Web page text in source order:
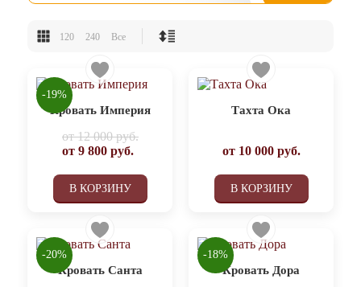
120 240 Все
Кровать Империя
от12 000 руб.
от 9 800руб.
В КОРЗИНУ
-19%
Тахта Ока
от 10 000руб.
В КОРЗИНУ
Кровать Санта
-20%
Кровать Дора
-18%